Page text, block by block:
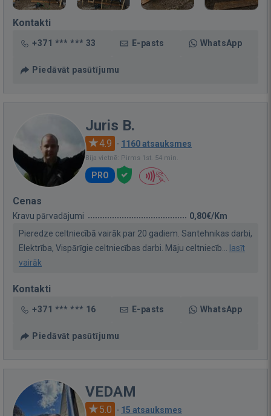
Kontakti
+371 *** *** 33 E-pasts WhatsApp
Piedāvāt pasūtījumu
Juris B.
4.9 · 1160 atsauksmes
Bija vietnē: Pirms 1st. 54 min.
PRO
Cenas
Kravu pārvadājumi
0,80€/Km
Pieredze celtniecībā vairāk par 20 gadiem. Santehnikas darbi,
Elektrība, Vispārīgie celtniecības darbi. Māju celtniecīb...
lasīt
vairāk
Kontakti
+371 *** *** 16 E-pasts WhatsApp
Piedāvāt pasūtījumu
VEDAM
5.0 · 15 atsauksmes